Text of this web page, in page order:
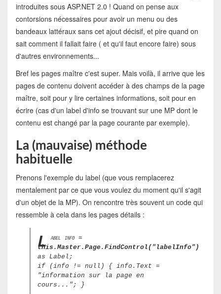
introduites sous ASP.NET 2.0 ! Quand on pense aux
contorsions nécessaires pour avoir un menu ou des
bandeaux lattéraux sans cet ajout décisif, et pire quand on
sait comment il fallait faire ( et qu'il faut encore faire) sous
d'autres environnements...
Bref les pages maître c'est super. Mais voilà, il arrive que les
pages de contenu doivent accéder à des champs de la page
maître, soit pour y lire certaines informations, soit pour en
écrire (cas d'un label d'info se trouvant sur une MP dont le
contenu est changé par la page courante par exemple).
La (mauvaise) méthode
habituelle
Prenons l'exemple du label (que vous remplacerez
mentalement par ce que vous voulez du moment qu'il s'agit
d'un objet de la MP). On rencontre très souvent un code qui
ressemble à cela dans les pages détails :
L
abel info =
this.Master.Page.FindControl("labelInfo")
as Label;
if (info != null) { info.Text =
"information sur la page en
cours..."; }